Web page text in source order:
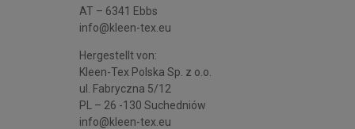
AT – 6341 Ebbs
info@kleen-tex.eu
Hergestellt von:
Kleen-Tex Polska Sp. z o.o.
ul. Fabryczna 5/12
PL – 26 -130 Suchedniów
info@kleen-tex.eu